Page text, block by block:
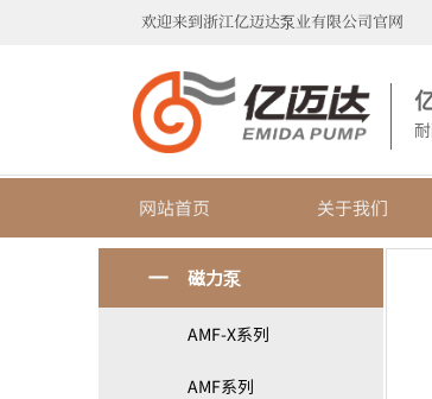
欢迎来到浙江亿迈达泵业有限公司官网
网站首页 关于我们
磁力泵
AMF-X系列
AMF系列